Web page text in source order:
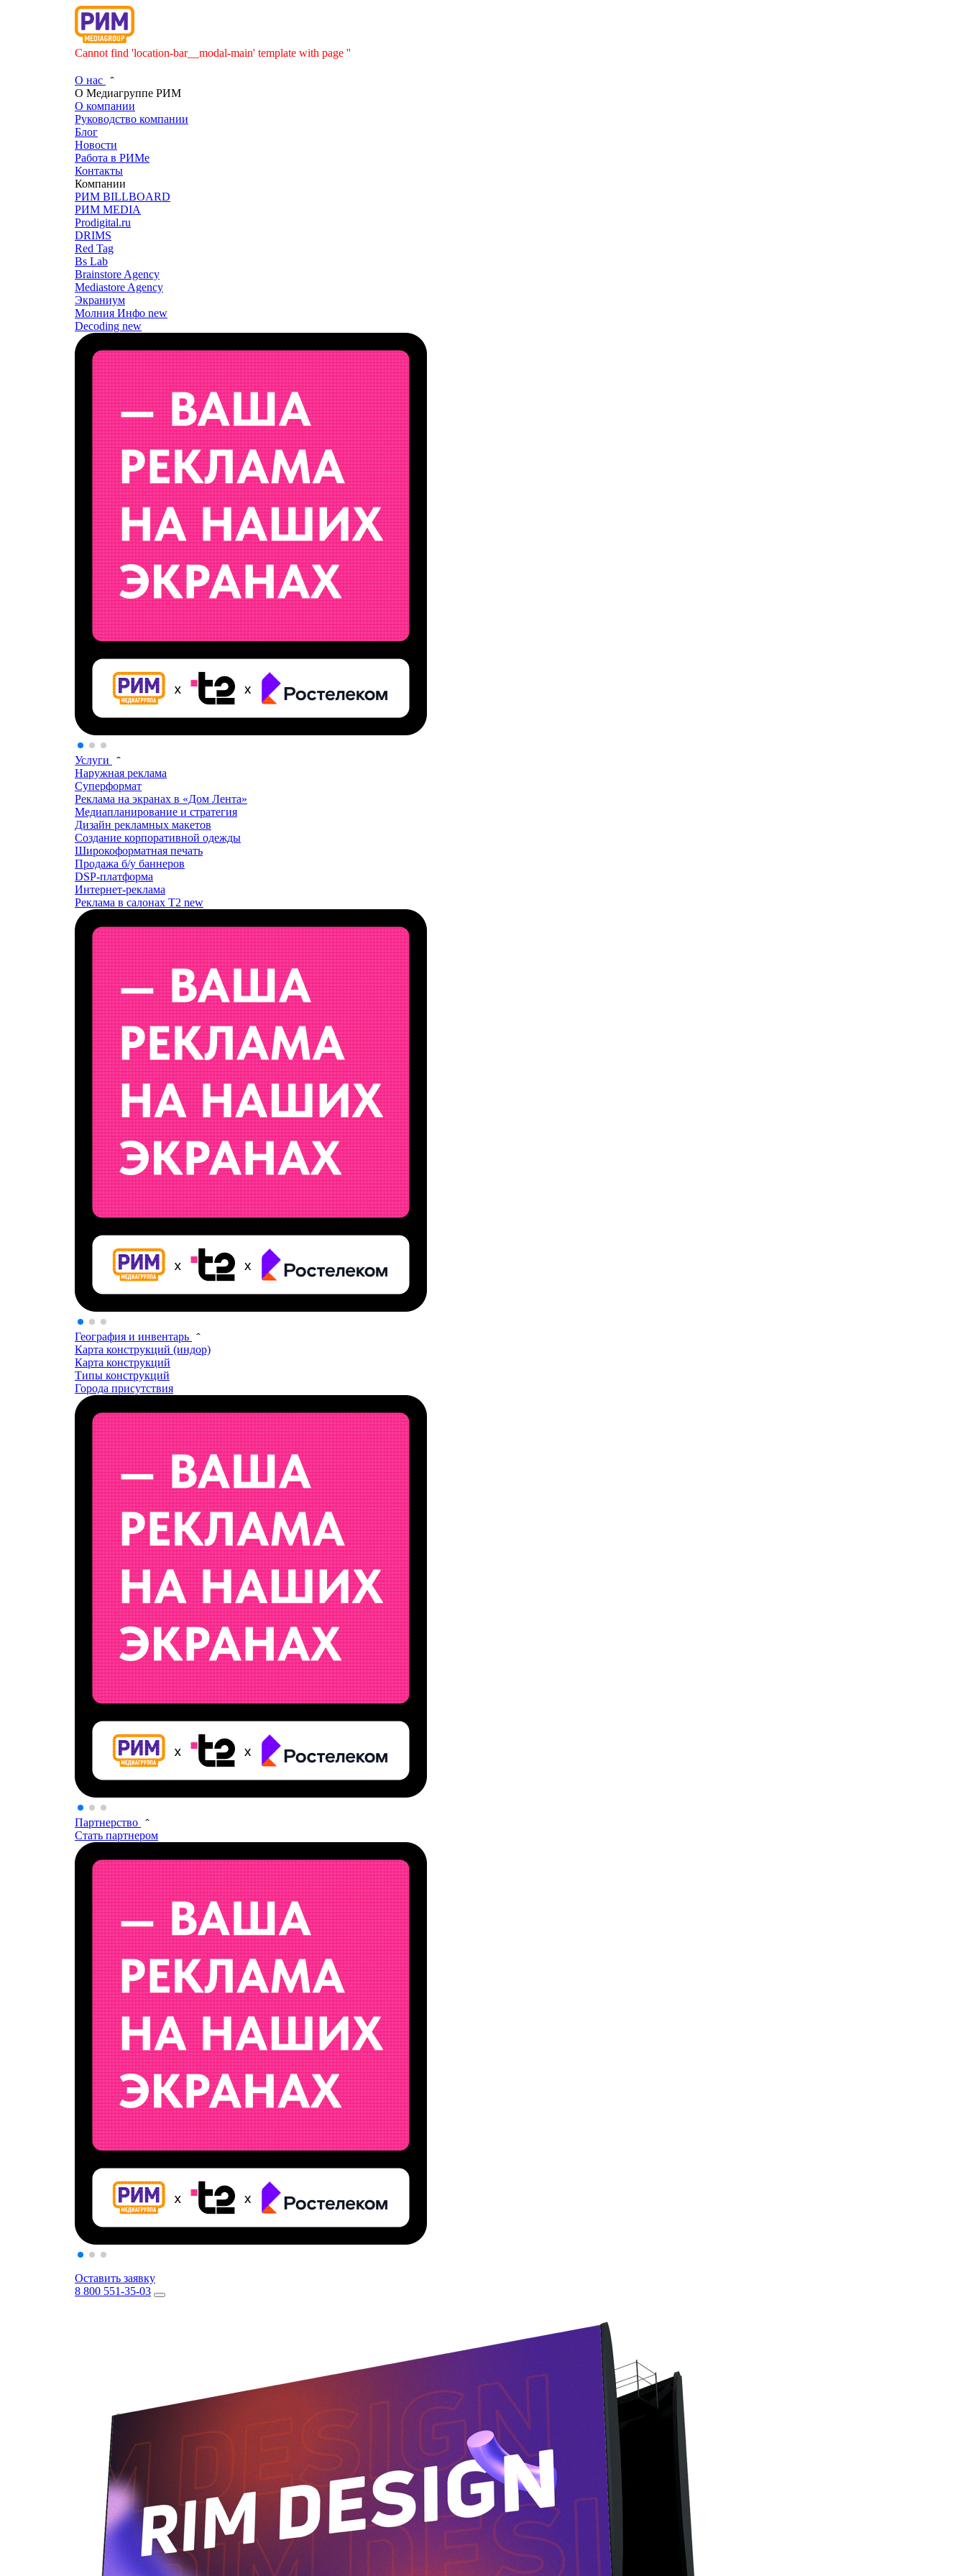
Cannot find 'location-bar__modal-main' template with page ''
О нас
О Медиагруппе РИМ
О компании
Руководство компании
Блог
Новости
Работа в РИМе
Контакты
Компании
РИМ BILLBOARD
РИМ MEDIA
Prodigital.ru
DRIMS
Red Tag
Bs Lab
Brainstore Agency
Mediastore Agency
Экраниум
Молния Инфо new
Decoding new
Услуги
Наружная реклама
Суперформат
Реклама на экранах в «Дом Лента»
Медиапланирование и стратегия
Дизайн рекламных макетов
Создание корпоративной одежды
Широкоформатная печать
Продажа б/у баннеров
DSP-платформа
Интернет-реклама
Реклама в салонах T2 new
География и инвентарь
Карта конструкций (индор)
Карта конструкций
Типы конструкций
Города присутствия
Партнерство
Стать партнером
Оставить заявку
8 800 551-35-03